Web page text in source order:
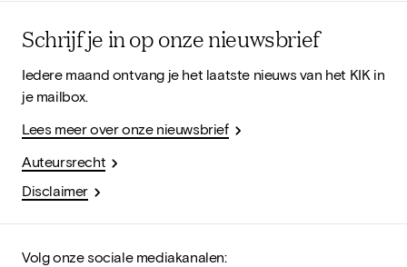
Schrijf je in op onze nieuwsbrief
Iedere maand ontvang je het laatste nieuws van het KIK in
je mailbox.
Lees meer over onze nieuwsbrief
Auteursrecht
Disclaimer
Volg onze sociale mediakanalen: